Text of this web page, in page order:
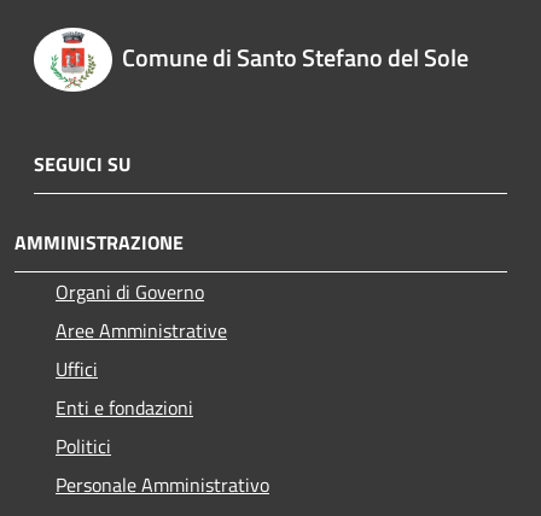
Comune di Santo Stefano del Sole
SEGUICI SU
AMMINISTRAZIONE
Organi di Governo
Aree Amministrative
Uffici
Enti e fondazioni
Politici
Personale Amministrativo